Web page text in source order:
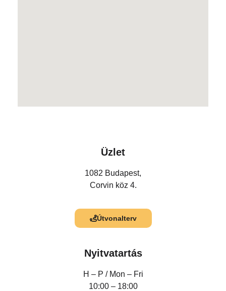
Üzlet
1082 Budapest,
Corvin köz 4.
Útvonalterv
Nyitvatartás
H – P / Mon – Fri
10:00 – 18:00